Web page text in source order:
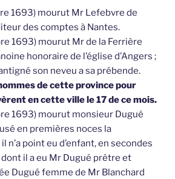
1693) mourut Mr Lefebvre de
des comptes à Nantes.
1693) mourut Mr de la Ferrière
honoraire de l’église d’Angers ;
son neveu a sa prébende.
de cette province pour
en cette ville le 17 de ce mois.
1693) mourut monsieur Dugué
en premières noces la
n’a point eu d’enfant, en secondes
il a eu Mr Dugué prêtre et
Dugué femme de Mr Blanchard